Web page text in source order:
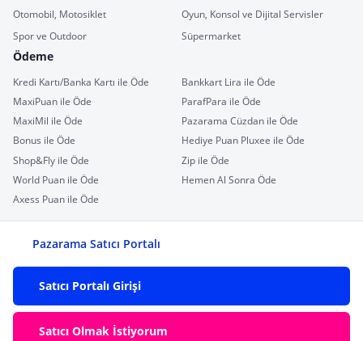
Otomobil, Motosiklet
Oyun, Konsol ve Dijital Servisler
Spor ve Outdoor
Süpermarket
Ödeme
Kredi Kartı/Banka Kartı ile Öde
Bankkart Lira ile Öde
MaxiPuan ile Öde
ParafPara ile Öde
MaxiMil ile Öde
Pazarama Cüzdan ile Öde
Bonus ile Öde
Hediye Puan Pluxee ile Öde
Shop&Fly ile Öde
Zip ile Öde
World Puan ile Öde
Hemen Al Sonra Öde
Axess Puan ile Öde
Pazarama Satıcı Portalı
Satıcı Portalı Girişi
Satıcı Olmak İstiyorum